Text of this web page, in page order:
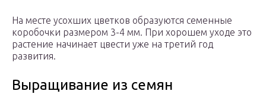
На месте усохших цветков образуются семенные
коробочки размером 3-4 мм. При хорошем уходе это
растение начинает цвести уже на третий год
развития.
Выращивание из семян